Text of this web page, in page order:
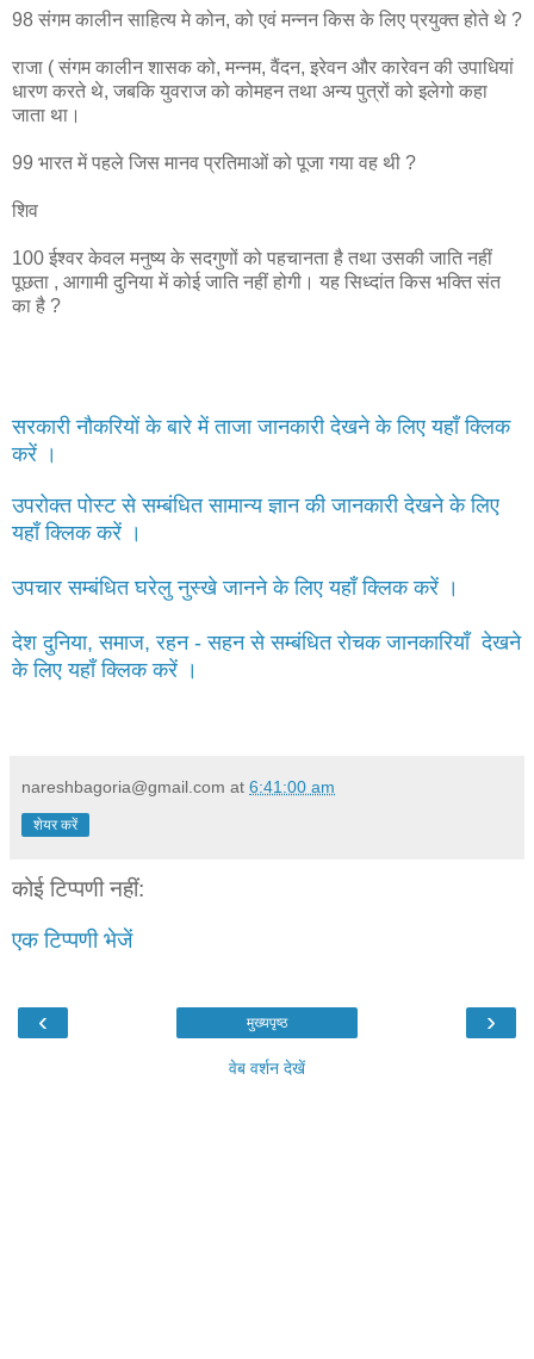
98 संगम कालीन साहित्य मे कोन, को एवं मन्नन किस के लिए प्रयुक्त होते थे ?
राजा ( संगम कालीन शासक को, मन्नम, वैंदन, इरेवन और कारेवन की उपाधियां
धारण करते थे, जबकि युवराज को कोमहन तथा अन्य पुत्रों को इलेगो कहा
जाता था।
99 भारत में पहले जिस मानव प्रतिमाओं को पूजा गया वह थी ?
शिव
100 ईश्वर केवल मनुष्य के सदगुणों को पहचानता है तथा उसकी जाति नहीं
पूछता , आगामी दुनिया में कोई जाति नहीं होगी। यह सिध्दांत किस भक्ति संत
का है ?
सरकारी नौकरियों के बारे में ताजा जानकारी देखने के लिए यहाँ क्लिक
करें ।
उपरोक्त पोस्ट से सम्बंधित सामान्य ज्ञान की जानकारी देखने के लिए
यहाँ क्लिक करें ।
उपचार सम्बंधित घरेलु नुस्खे जानने के लिए यहाँ क्लिक करें ।
देश दुनिया, समाज, रहन - सहन से सम्बंधित रोचक जानकारियाँ देखने
के लिए यहाँ क्लिक करें ।
nareshbagoria@gmail.com at 6:41:00 am
शेयर करें
कोई टिप्पणी नहीं:
एक टिप्पणी भेजें
‹ ›
मुख्यपृष्ठ
वेब वर्शन देखें